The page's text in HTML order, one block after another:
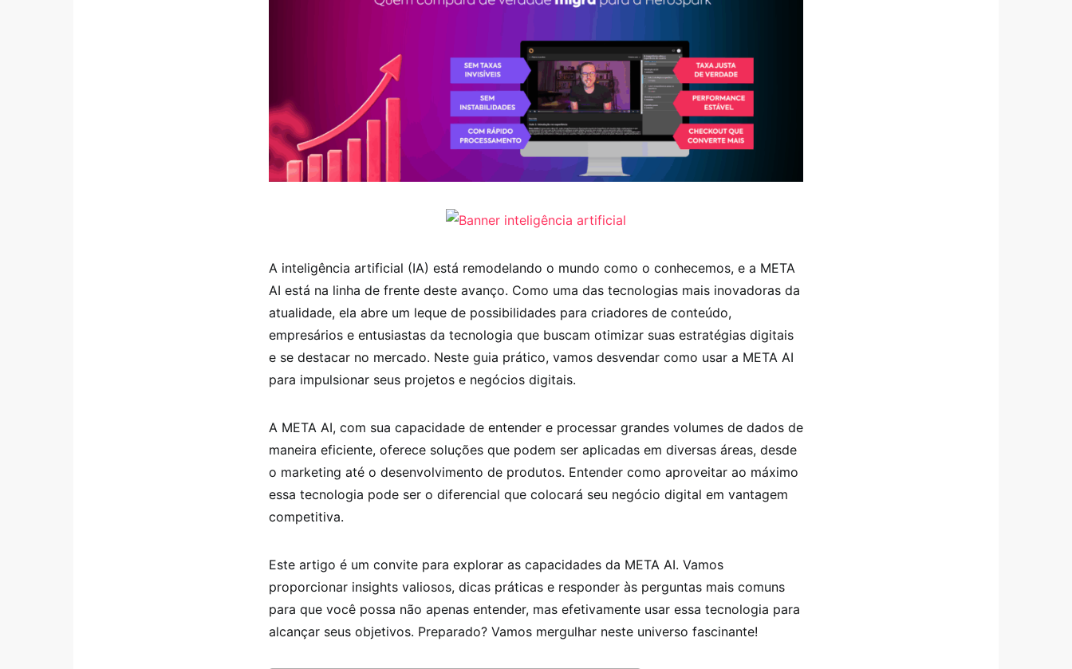
A inteligência artificial (IA) está remodelando o mundo como o conhecemos, e a META
AI está na linha de frente deste avanço. Como uma das tecnologias mais inovadoras da
atualidade, ela abre um leque de possibilidades para criadores de conteúdo,
empresários e entusiastas da tecnologia que buscam otimizar suas estratégias digitais
e se destacar no mercado. Neste guia prático, vamos desvendar como usar a META AI
para impulsionar seus projetos e negócios digitais.
A META AI, com sua capacidade de entender e processar grandes volumes de dados de
maneira eficiente, oferece soluções que podem ser aplicadas em diversas áreas, desde
o marketing até o desenvolvimento de produtos. Entender como aproveitar ao máximo
essa tecnologia pode ser o diferencial que colocará seu negócio digital em vantagem
competitiva.
Este artigo é um convite para explorar as capacidades da META AI. Vamos
proporcionar insights valiosos, dicas práticas e responder às perguntas mais comuns
para que você possa não apenas entender, mas efetivamente usar essa tecnologia para
alcançar seus objetivos. Preparado? Vamos mergulhar neste universo fascinante!